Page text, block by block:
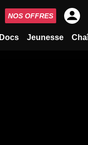
Docs Jeunesse
NOS OFFRES